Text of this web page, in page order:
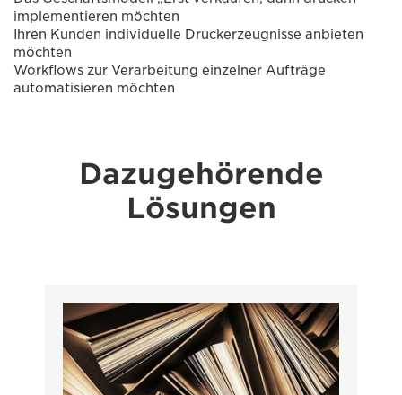
implementieren möchten
Ihren Kunden individuelle Druckerzeugnisse anbieten
möchten
Workflows zur Verarbeitung einzelner Aufträge
automatisieren möchten
Dazugehörende
Lösungen